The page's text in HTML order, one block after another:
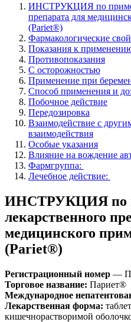
ИНСТРУКЦИЯ по
препарата для
(Pariet®)
Фармакологические
Показания к
Противопоказания
С осторожностью
Применение при
Способ применения и
Побочное действие
Передозировка
Взаимодействие с
взаимодействия
Особые указания
Влияние на вождение
Фармгруппа:
Лечебное действие:
ИНСТРУКЦИЯ по
лекарственного
медицинского
(Pariet®)
Регистрационный номер — П
Торговое название: Париет®
Международное
Лекарственная форма:
кишечнорастворимой